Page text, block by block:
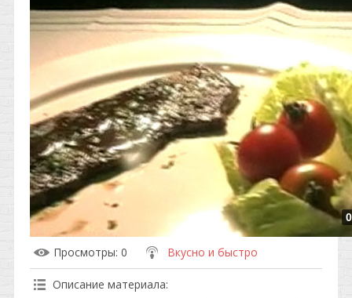
Просмотры: 0 Вкусно и быстро
Описание материала: